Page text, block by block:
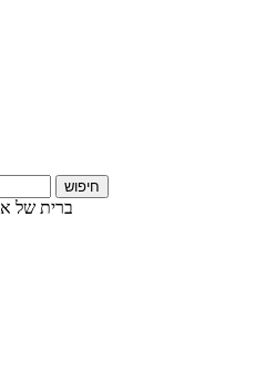
חיפוש